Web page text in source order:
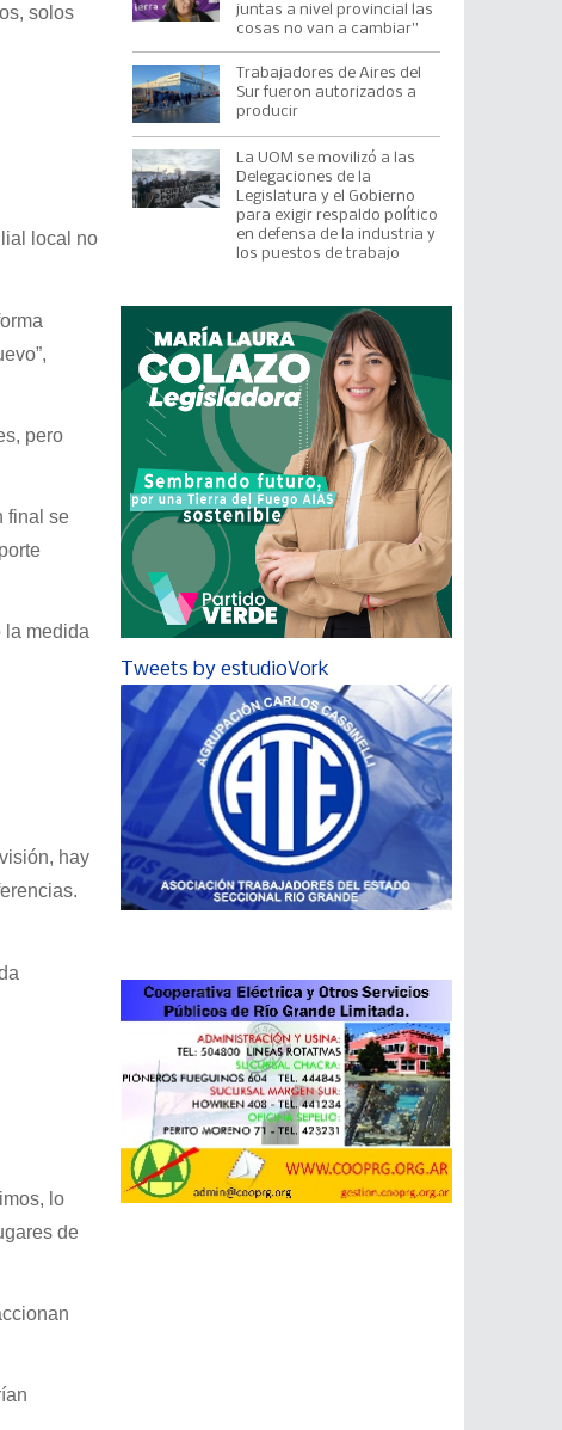
solos
local no
pero
final se
la medida
hay
lo
de
juntas a nivel provincial las
cosas no van a cambiar”
Trabajadores de Aires del
Sur fueron autorizados a
producir
La UOM se movilizó a las
Delegaciones de la
Legislatura y el Gobierno
para exigir respaldo político
en defensa de la industria y
los puestos de trabajo
Tweets by estudioVork